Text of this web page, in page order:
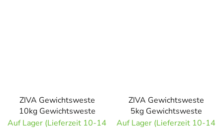
ZIVA Gewichtsweste
10kg Gewichtsweste
Auf Lager (Lieferzeit 10-14
ZIVA Gewichtsweste
5kg Gewichtsweste
Auf Lager (Lieferzeit 10-14